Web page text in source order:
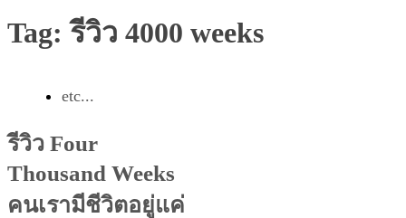
Tag:รีวิว 4000 weeks
etc...
รีวิว Four
Thousand Weeks
คนเรามีชีวิตอยู่แค่